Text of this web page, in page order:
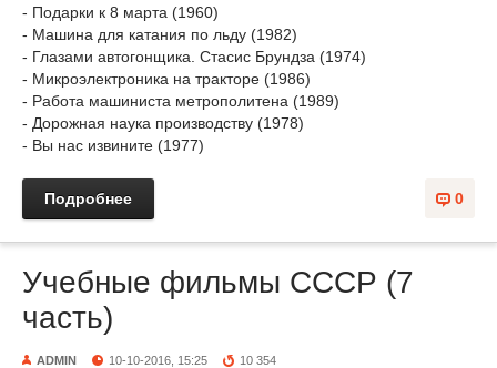
- Подарки к 8 марта (1960)
- Машина для катания по льду (1982)
- Глазами автогонщика. Стасис Брундза (1974)
- Микроэлектроника на тракторе (1986)
- Работа машиниста метрополитена (1989)
- Дорожная наука производству (1978)
- Вы нас извините (1977)
0
Подробнее
Учебные фильмы СССР (7
часть)
ADMIN 10-10-2016, 15:25 10 354